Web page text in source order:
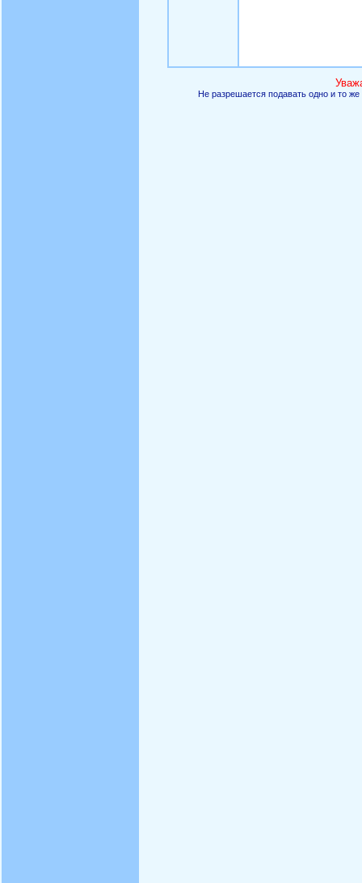
Не разрешается подавать одно и то